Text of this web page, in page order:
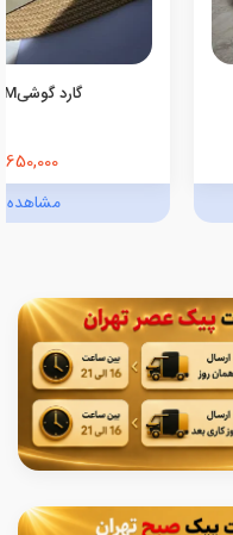
گارد گوشیmagic SAM
650,000 تومان
مشاهده